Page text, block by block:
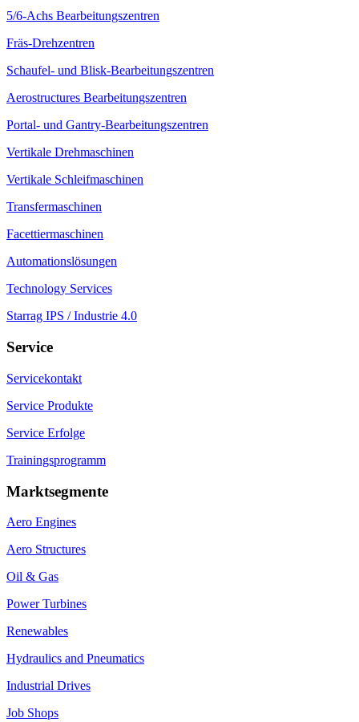
5/6-Achs Bearbeitungszentren
Fräs-Drehzentren
Schaufel- und Blisk-Bearbeitungszentren
Aerostructures Bearbeitungszentren
Portal- und Gantry-Bearbeitungszentren
Vertikale Drehmaschinen
Vertikale Schleifmaschinen
Transfermaschinen
Facettiermaschinen
Automationslösungen
Technology Services
Starrag IPS / Industrie 4.0
Service
Servicekontakt
Service Produkte
Service Erfolge
Trainingsprogramm
Marktsegmente
Aero Engines
Aero Structures
Oil & Gas
Power Turbines
Renewables
Hydraulics and Pneumatics
Industrial Drives
Job Shops